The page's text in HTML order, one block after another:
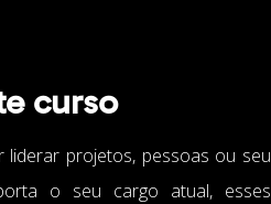
curso
projetos, pessoas ou seu
o seu cargo atual, esses